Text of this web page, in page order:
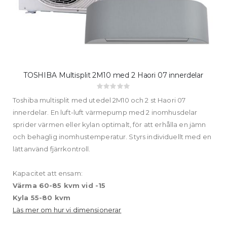
TOSHIBA Multisplit 2M10 med 2 Haori 07 innerdelar
Rating:
Toshiba multisplit med utedel 2M10 och 2 st Haori 07
innerdelar. En luft-luft värmepump med 2 inomhusdelar
sprider värmen eller kylan optimalt, för att erhålla en jämn
och behaglig inomhustemperatur. Styrs individuellt med en
lättanvänd fjärrkontroll.
Kapacitet att ensam:
Värma 60-85 kvm vid -15
Kyla 55-80 kvm
Läs mer om hur vi dimensionerar